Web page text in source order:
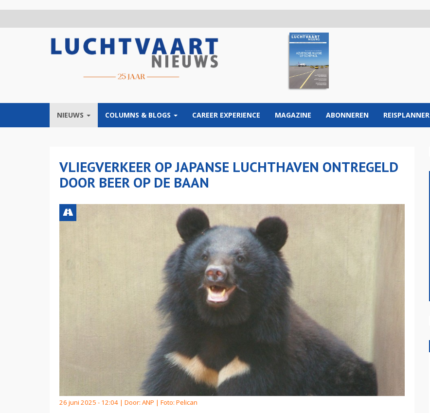
NIEUWS COLUMNS & BLOGS CAREER EXPERIENCE MAGAZINE ABONNEREN REISPLANNER
VLIEGVERKEER OP JAPANSE LUCHTHAVEN ONTREGELD
DOOR BEER OP DE BAAN
26 juni 2025 - 12:04 | Door: ANP | Foto: Pelican